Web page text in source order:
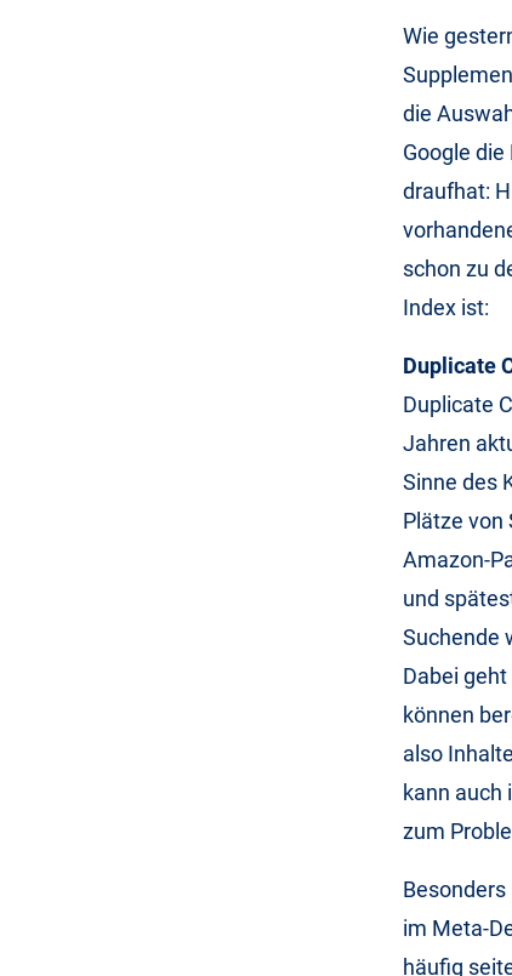
Wie
die
Google
draufhat:
schon zu
Index ist:
Duplicate
Duplicate
Jahren
Sinne des
Plätze von
Amazon-
und
Suchende
Dabei
können
also
kann
zum
im Meta-
häufig